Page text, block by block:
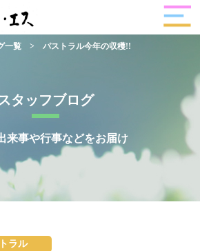
タッフブログ
来事や行事などをお届け
一覧 > パストラル今年の収穫!!
ラル